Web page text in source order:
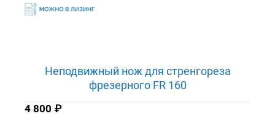
Неподвижный нож для стренгореза
фрезерного FR 160
4 800 ₽